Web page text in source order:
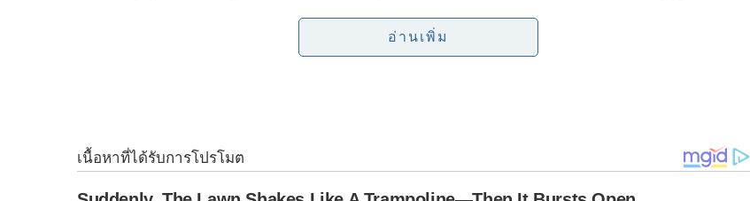
ในด้านอาคารและโครงสร้าง เพื่อช่วยประเมินเบื้องต้นและให้คำแนะนำเบื้องต้นในการรับมืออย่างปลอดภัย
โดยบริการนี้เป็นบริการ “ฟรี” โดยไม่มีค่าใช้จ่ายใด ๆ ทั้งสิ้น หากผู้ใดมีข้อสงสัยเกี่ยวกับความเสียหายของ
โดยศูนย์ดังกล่าว จะให้บริการให้คำปรึกษา ทุกวันตั้งแต่เวลา 8.00 น.-18.00 น. ไม่เว้นวันหยุดราชการ ซึ่ง
อ่านเพิ่ม